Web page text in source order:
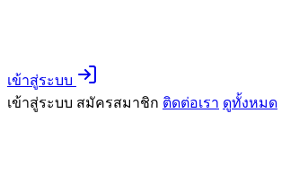
เข้าสู่ระบบ
เข้าสู่ระบบ สมัครสมาชิก ติดต่อเรา ดูทั้งหมด